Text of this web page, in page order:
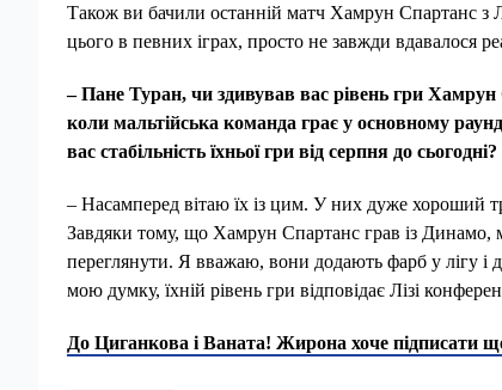
Також ви бачили останній матч Хамрун Спартанс
цього в певних іграх, просто не завжди вдавалося
– Пане Туран, чи здивував вас рівень гри
коли мальтійська команда грає у основному
вас стабільність їхньої гри від серпня до сьогодні?
– Насамперед вітаю їх із цим. У них дуже хороший
Завдяки тому, що Хамрун Спартанс грав із Динамо,
переглянути. Я вважаю, вони додають фарб у лігу
мою думку, їхній рівень гри відповідає Лізі
До Циганкова і Ваната! Жирона хоче підписати